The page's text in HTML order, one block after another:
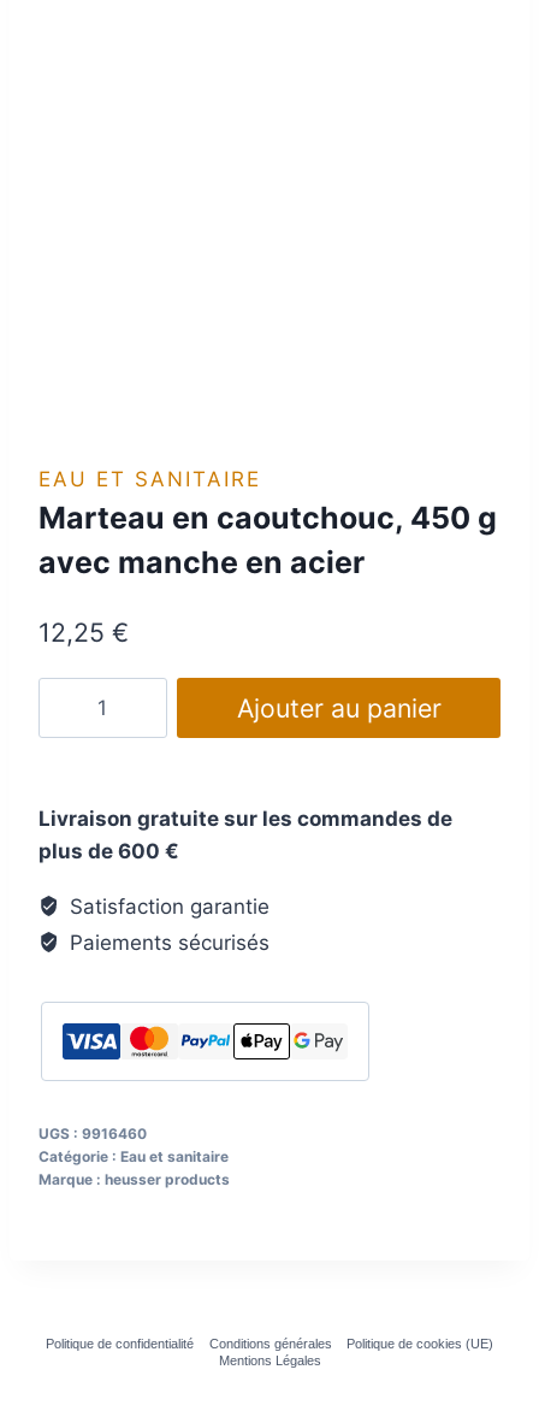
EAU ET SANITAIRE
Marteau en caoutchouc, 450 g
avec manche en acier
12,25 €
caoutchouc,
450
avec
manche
Ajouter au panier
Livraison gratuite sur les commandes de
plus de 600 €
Satisfaction garantie
Paiements sécurisés
UGS : 9916460
Catégorie : Eau et sanitaire
Marque : heusser products
Politique de confidentialité Conditions générales
Politique de cookies (UE)
Mentions Légales